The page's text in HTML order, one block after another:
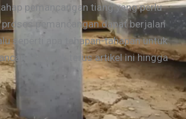
pemancangan tiang yang perlu
pemancangan dapat berjalan
seperti apa tahapan-tahapan untuk
Simak terus artikel ini hingga